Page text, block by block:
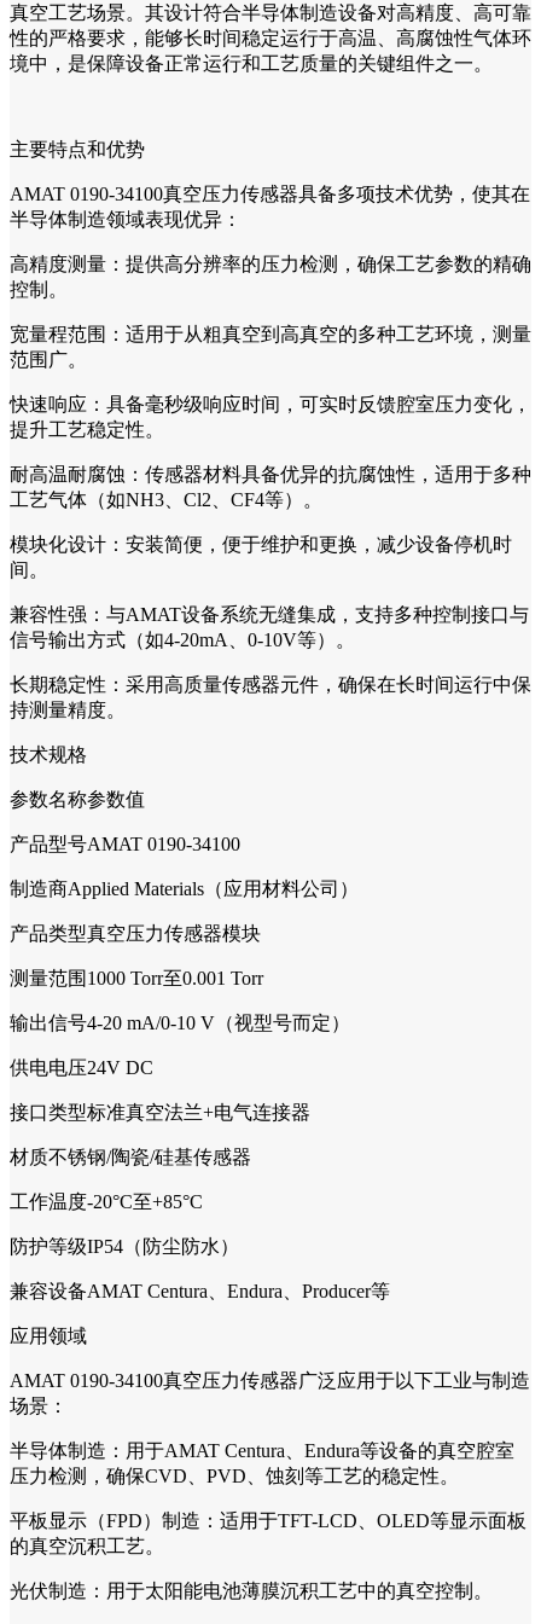
真空工艺场景。其设计符合半导体制造设备对高精度、高可靠
性的严格要求，能够长时间稳定运行于高温、高腐蚀性气体环
境中，是保障设备正常运行和工艺质量的关键组件之一。
主要特点和优势
AMAT 0190-34100真空压力传感器具备多项技术优势，使其在
半导体制造领域表现优异：
高精度测量：提供高分辨率的压力检测，确保工艺参数的精确
控制。
宽量程范围：适用于从粗真空到高真空的多种工艺环境，测量
范围广。
快速响应：具备毫秒级响应时间，可实时反馈腔室压力变化，
提升工艺稳定性。
耐高温耐腐蚀：传感器材料具备优异的抗腐蚀性，适用于多种
工艺气体（如NH3、Cl2、CF4等）。
模块化设计：安装简便，便于维护和更换，减少设备停机时
间。
兼容性强：与AMAT设备系统无缝集成，支持多种控制接口与
信号输出方式（如4-20mA、0-10V等）。
长期稳定性：采用高质量传感器元件，确保在长时间运行中保
持测量精度。
技术规格
参数名称参数值
产品型号AMAT 0190-34100
制造商Applied Materials（应用材料公司）
产品类型真空压力传感器模块
测量范围1000 Torr至0.001 Torr
输出信号4-20 mA/0-10 V（视型号而定）
供电电压24V DC
接口类型标准真空法兰+电气连接器
材质不锈钢/陶瓷/硅基传感器
工作温度-20°C至+85°C
防护等级IP54（防尘防水）
兼容设备AMAT Centura、Endura、Producer等
应用领域
AMAT 0190-34100真空压力传感器广泛应用于以下工业与制造
场景：
半导体制造：用于AMAT Centura、Endura等设备的真空腔室
压力检测，确保CVD、PVD、蚀刻等工艺的稳定性。
平板显示（FPD）制造：适用于TFT-LCD、OLED等显示面板
的真空沉积工艺。
光伏制造：用于太阳能电池薄膜沉积工艺中的真空控制。